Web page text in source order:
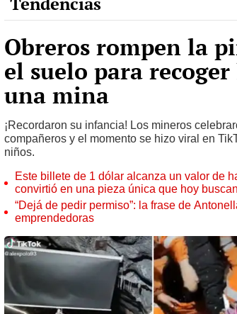
Obreros rompen la
el suelo para
una mina
¡Recordaron su infancia! Los mineros
compañeros y el momento se hizo viral en
niños.
Este billete de 1 dólar alcanza un valor de
convirtió en una pieza única que hoy
“Dejá de pedir permiso”: la frase de
emprendedoras